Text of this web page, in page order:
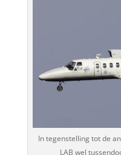
In tegenstelling tot de
LAB wel